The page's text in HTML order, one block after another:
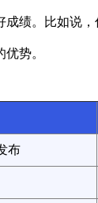
绩。比如说
势。
布